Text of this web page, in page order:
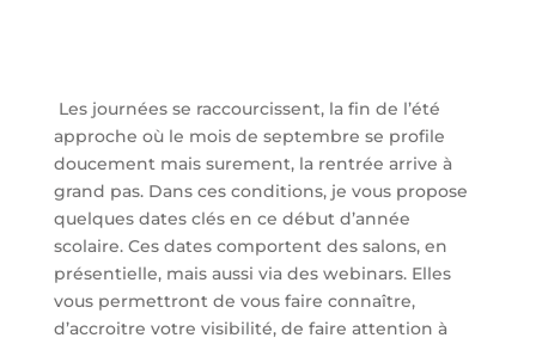
Les journées se raccourcissent, la fin de l’été
approche où le mois de septembre se profile
doucement mais surement, la rentrée arrive à
grand pas. Dans ces conditions, je vous propose
quelques dates clés en ce début d’année
scolaire. Ces dates comportent des salons, en
présentielle, mais aussi via des webinars. Elles
vous permettront de vous faire connaître,
d’accroitre votre visibilité, de faire attention à